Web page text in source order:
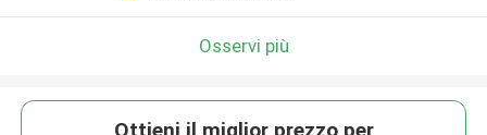
Osservi più